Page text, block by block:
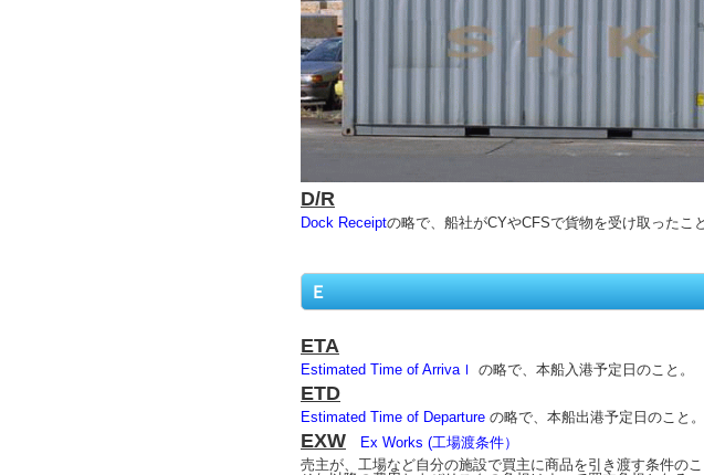
D/R
Dock Receiptの略で、船社がCYやCFSで貨物を受け取ったこ
Ｅ
ETA
Estimated Time of Arrivaｌ の略で、本船入港予定日のこと。
ETD
Estimated Time of Departure の略で、本船出港予定日のこと。
EXW
Ex Works (工場渡条件）
売主が、工場など自分の施設で買主に商品を引き渡す条件のこ